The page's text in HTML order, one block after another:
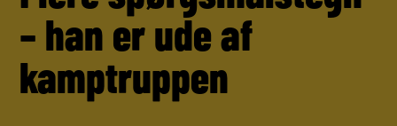
– han er ude af
kamptruppen